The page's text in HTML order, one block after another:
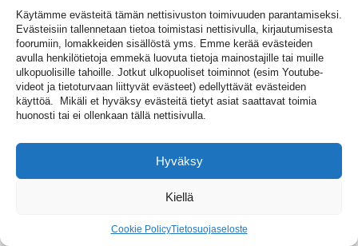
Käytämme evästeitä tämän nettisivuston toimivuuden parantamiseksi.
Evästeisiin tallennetaan tietoa toimistasi nettisivulla, kirjautumisesta
foorumiin, lomakkeiden sisällöstä yms. Emme kerää evästeiden
avulla henkilötietoja emmekä luovuta tietoja mainostajille tai muille
ulkopuolisille tahoille. Jotkut ulkopuoliset toiminnot (esim Youtube-
videot ja tietoturvaan liittyvät evästeet) edellyttävät evästeiden
käyttöä. Mikäli et hyväksy evästeitä tietyt asiat saattavat toimia
huonosti tai ei ollenkaan tällä nettisivulla.
Hyväksy
Kiellä
Cookie PolicyTietosuojaseloste